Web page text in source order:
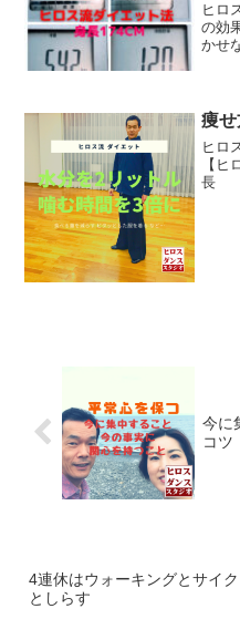
ヒロ
の効
かせ
ス流
痩
ヒロ
【
長
今に
コツ
4連休はウォーキングとサイ
としらす